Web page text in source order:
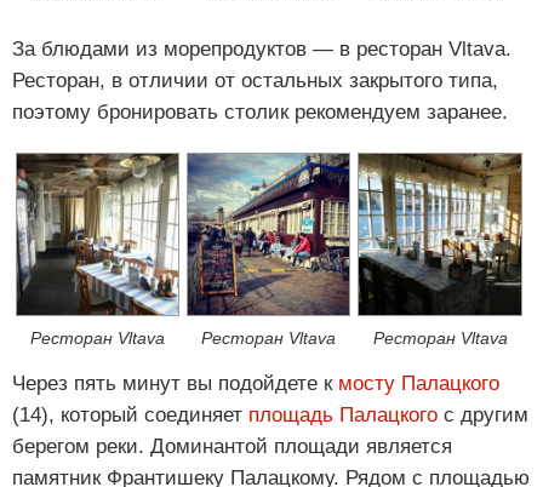
За блюдами из морепродуктов — в ресторан Vltava.
Ресторан, в отличии от остальных закрытого типа,
поэтому бронировать столик рекомендуем заранее.
Ресторан Vltava Ресторан Vltava Ресторан Vltava
Через пять минут вы подойдете к мосту Палацкого
(14), который соединяет площадь Палацкого с другим
берегом реки. Доминантой площади является
памятник Франтишеку Палацкому. Рядом с площадью